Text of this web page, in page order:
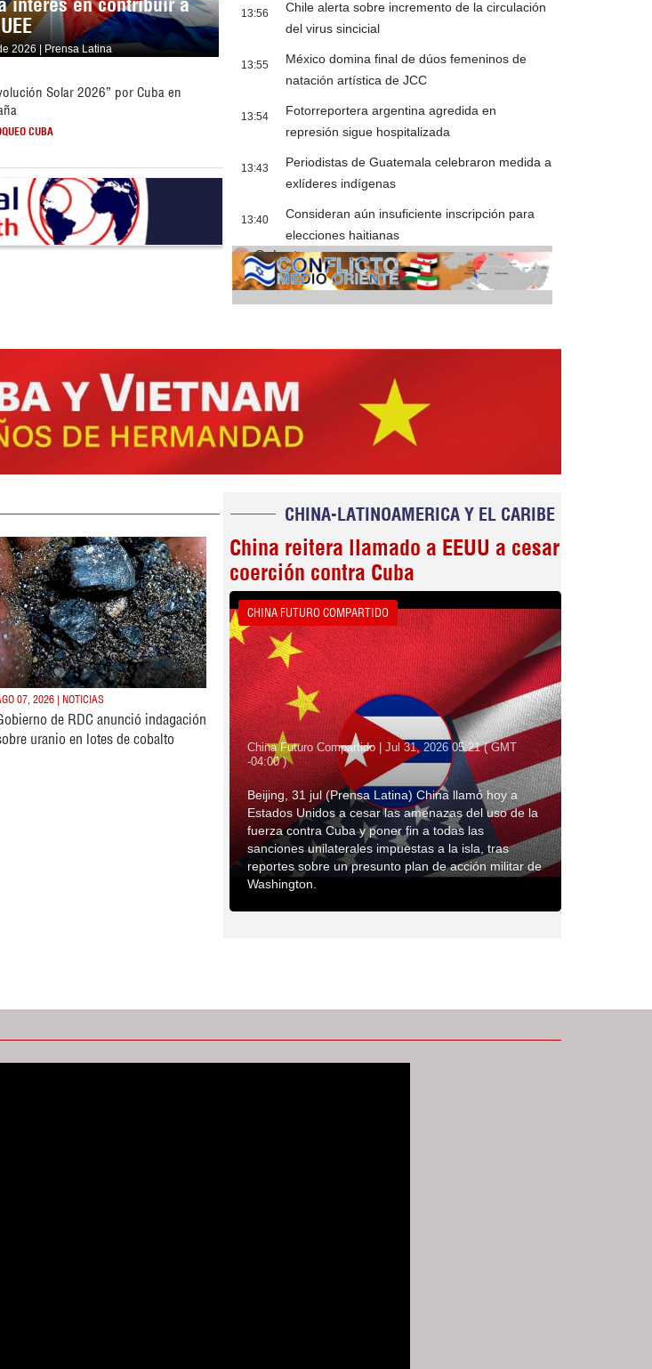
2026 | Prensa Latina
Solar 2026” por Cuba en
CUBA
13:56
Chile alerta sobre incremento de la circulación
del virus sincicial
13:55
México domina final de dúos femeninos de
natación artística de JCC
13:54
Fotorreportera argentina agredida en
represión sigue hospitalizada
13:43
Periodistas de Guatemala celebraron medida a
exlíderes indígenas
13:40
Consideran aún insuficiente inscripción para
elecciones haitianas
Cobertura
07, 2026 | NOTICIAS
de RDC anunció indagación
uranio en lotes de cobalto
CHINA-LATINOAMERICA Y EL CARIBE
China reitera llamado a EEUU a cesar
coerción contra Cuba
CHINA FUTURO COMPARTIDO
China Futuro Compartido | Jul 31, 2026 05:21 ( GMT
-04:00 )
Beijing, 31 jul (Prensa Latina) China llamó hoy a
Estados Unidos a cesar las amenazas del uso de la
fuerza contra Cuba y poner fin a todas las
sanciones unilaterales impuestas a la isla, tras
reportes sobre un presunto plan de acción militar de
Washington.